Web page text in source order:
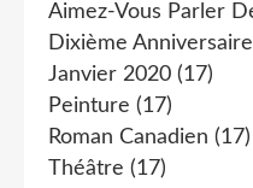
Aimez-Vous Parler
Dixième Anniversaire
Janvier 2020 (17)
Peinture (17)
Roman Canadien (17)
Théâtre (17)